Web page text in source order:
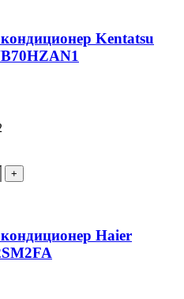
Kentatsu
Haier